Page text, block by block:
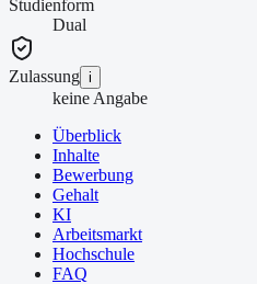
Studienform
Dual
Zulassung i
keine Angabe
Überblick
Inhalte
Bewerbung
Gehalt
KI
Arbeitsmarkt
Hochschule
FAQ